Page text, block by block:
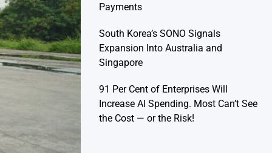
Payments
South Korea’s SONO Signals
Expansion Into Australia and
Singapore
91 Per Cent of Enterprises Will
Increase AI Spending. Most Can’t See
the Cost — or the Risk!